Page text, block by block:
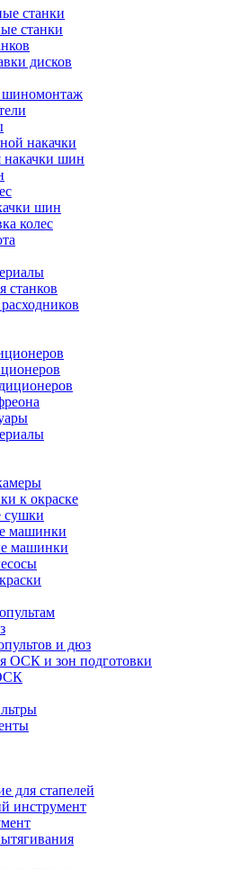
станки
станки
дисков
накачки
накачки шин
шин
колес
станков
к окраске
сушки
машинки
машинки
и дюз
ОСК и зон подготовки
для стапелей
инструмент